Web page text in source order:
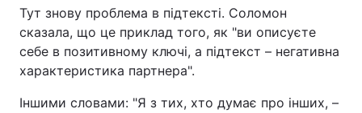
Тут знову проблема в підтексті. Соломон
сказала, що це приклад того, як "ви описуєте
себе в позитивному ключі, а підтекст – негативна
характеристика партнера".
Іншими словами: "Я з тих, хто думає про інших, –